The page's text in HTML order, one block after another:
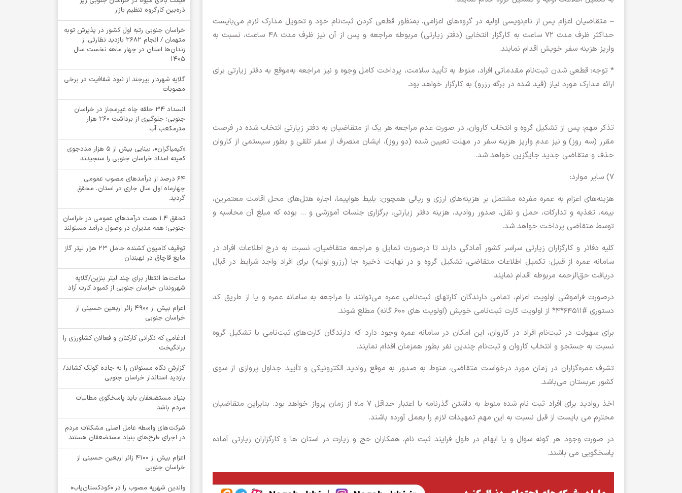
– متقاضیان اعزام پس از نام‌نویسی اولیه در گروه‌های اعزامی، بمنظور قطعی کردن ثبت‌نام خود و تحویل مدارک لازم می‌بایست
حداکثر ظرف مدت 72 ساعت به کارگزار انتخابی (دفتر زیارتی) مربوطه مراجعه و پس از آن نیز ظرف مدت 48 ساعت، نسبت به
واریز هزینه سفر خویش اقدام نمایند.
* توجه: قطعی شدن ثبت‌نام مقدماتی افراد، منوط به تأیید سلامت، پرداخت کامل وجوه و نیز مراجعه به‌موقع به دفتر زیارتی برای
ارائه مدارک مورد نیاز (قید شده در برگه رزرو) به کارگزار خواهد بود.
تذکر مهم: پس از تشکیل گروه و انتخاب کاروان، در صورت عدم مراجعه هر یک از متقاضیان به دفتر زیارتی انتخاب شده در فرصت
مقرر (سه روز) و نیز عدم واریز هزینه سفر در مهلت تعیین شده (دو روز)، ایشان منصرف از سفر تلقی و بطور سیستمی از کاروان
حذف و متقاضی جدید جایگزین خواهد شد.
7) سایر موارد:
هزینه‌های اعزام به عمره مفرده مشتمل بر هزینه‌های ارزی و ریالی همچون: بلیط هواپیما، اجاره هتل‌های محل اقامت معتمرین،
بیمه، تغذیه و تدارکات، حمل و نقل، صدور روادید، هزینه دفتر زیارتی، برگزاری جلسات آموزشی و … بوده که مبلغ آن محاسبه و
توسط متقاضی پرداخت خواهد شد.
کلیه دفاتر و کارگزاران زیارتی سراسر کشور آمادگی دارند تا درصورت تمایل و مراجعه متقاضیان، نسبت به درج اطلاعات افراد در
سامانه عمره از قبیل: تکمیل اطلاعات متقاضی، تشکیل گروه و در نهایت ذخیره جا (رزرو اولیه) برای افراد واجد شرایط در قبال
دریافت حق‌الزحمه مربوطه اقدام نمایند.
درصورت فراموشی اولویت اعزام، تمامی دارندگان کارتهای ثبت‌نامی عمره می‌توانند با مراجعه به سامانه عمره و یا از طریق کد
دستوری #64511*4* از اولویت کارت ثبت‌نامی خویش (اولویت های 600 گانه) مطلع شوند.
برای سهولت در ثبت‌نام افراد در کاروان، این امکان در سامانه عمره وجود دارد که دارندگان کارت‌های ثبت‌نامی با تشکیل گروه
نسبت به جستجو و انتخاب کاروان و ثبت‌نام چندین نفر بطور همزمان اقدام نمایند.
تشرف عمره‌گزاران در زمان مورد درخواست متقاضی، منوط به صدور به موقع روادید الکترونیکی و تأیید جداول پروازی از سوی
کشور عربستان می‌باشد.
اخذ روادید برای افراد ثبت نام شده منوط به داشتن گذرنامه با اعتبار حداقل 7 ماه از زمان پرواز خواهد بود. بنابراین متقاضیان
محترم می بایست از قبل نسبت به این مهم تمهیدات لازم را بعمل آورده باشند.
در صورت وجود هر گونه سوال و یا ابهام در طول فرایند ثبت نام، همکاران حج و زیارت در استان ها و کارگزاران زیارتی آماده
پاسخگویی می باشند.
ذره‌بین کارگروه تنظیم بازار
خراسان جنوبی رتبه اول کشور در پذیرش توبه
متهمان / انجام ۲۶۸۲ بازدید نظارتی از
زندان‌ها استان در چهار ماهه نخست سال
1405
گلایه شهردار بیرجند از نبود شفافیت در برخی
مصوبات
انسداد ۳۴ حلقه چاه غیرمجاز در خراسان
جنوبی؛ جلوگیری از برداشت ۲۶۰ هزار
مترمکعب آب
«کیمیاگران»، بینایی بیش از ۵ هزار مددجوی
کمیته امداد خراسان جنوبی را سنجیدند
64 درصد از درآمدهای مصوب عمومی
چهارماه اول سال جاری در استان، محقق
گردید.
تحقق ۱.۴ همت درآمدهای عمومی در خراسان
جنوبی؛ همه مدیران در وصول درآمد مسئولند
توقيف کامیون کشنده حامل 23 هزار لیتر گاز
مایع قاچاق در نهبندان
ساعت‌ها انتظار برای چند لیتر بنزین/گلایه
شهروندان خراسان جنوبی از کمبود کارت آزاد
اعزام بیش از 4900 زائر اربعین حسینی از
خراسان جنوبی
ادغامی که نگرانی کارکنان و فعالان کشاورزی را
برانگیخت
گزارش نگاه مسئولان را به جاده گولگ کشاند/
بازدید استاندار خراسان جنوبی
بنیاد مستضعفان باید پاسخگوی مطالبات
مردم باشد
شرکت‌های واسطه عامل اصلی مشکلات مردم
در اجرای طرح‌های بنیاد مستضعفان هستند
اعزام بیش از 4100 زائر اربعین حسینی از
خراسان جنوبی
والدین شهریه مصوب را در «کودکستان‌یاب»